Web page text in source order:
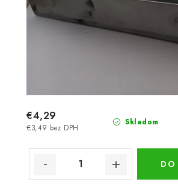
Skladom
€3,49 bez DPH
€4,29